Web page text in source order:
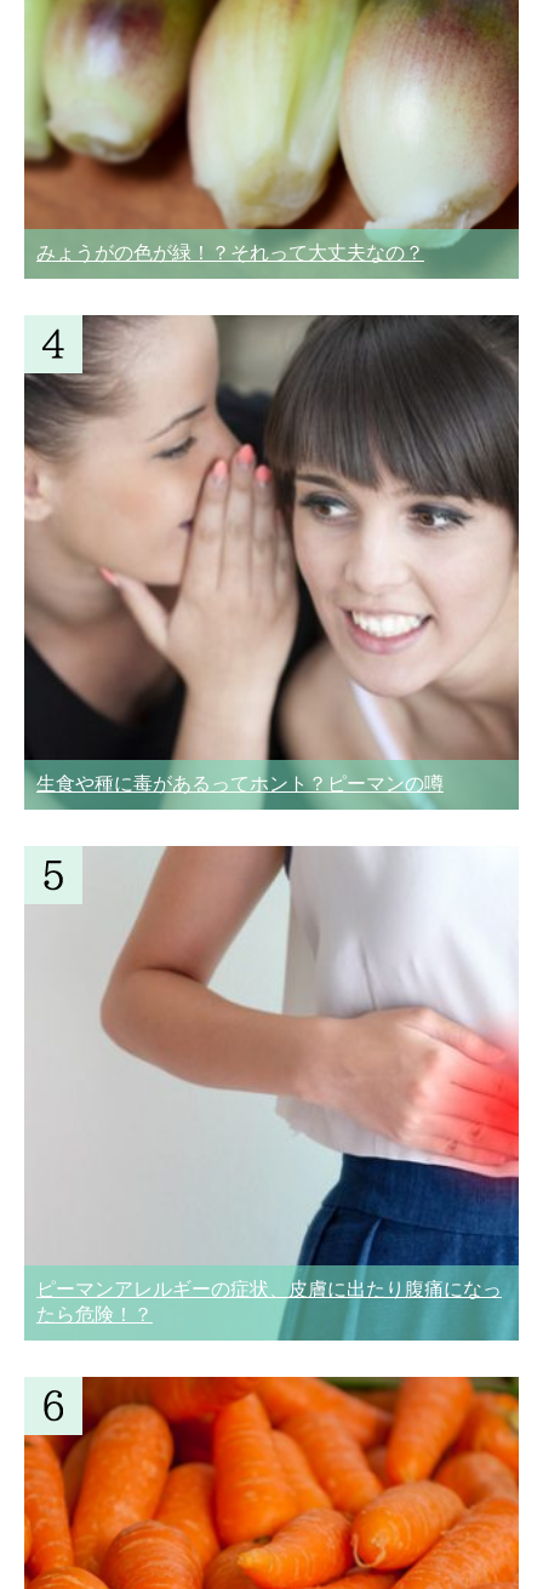
みょうがの色が緑！？それって大丈夫なの？
生食や種に毒があるってホント？ピーマンの噂
ピーマンアレルギーの症状、皮膚に出たり腹痛になっ
たら危険！？